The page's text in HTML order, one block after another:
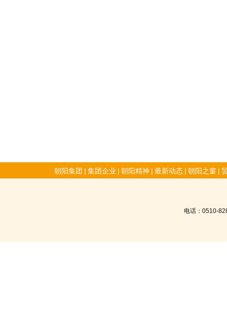
朝阳集团 | 集团企业 | 朝阳精神 | 最新动态 | 朝阳之窗 |
电话：0510-